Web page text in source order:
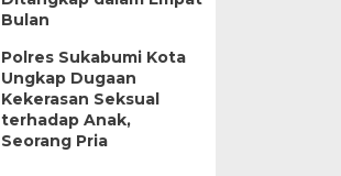
Bulan
Polres Sukabumi Kota
Ungkap Dugaan
Kekerasan Seksual
terhadap Anak,
Seorang Pria